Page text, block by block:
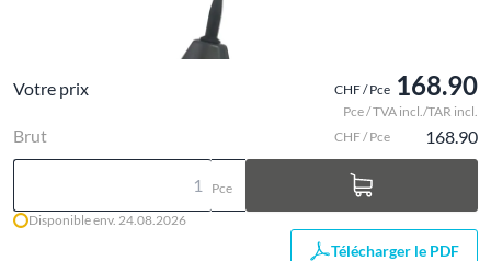
Votre prix CHF / Pce 168.90
Pce / TVA incl./TAR incl.
Brut CHF / Pce 168.90
Pce
Disponible env. 24.08.2026
Télécharger le PDF